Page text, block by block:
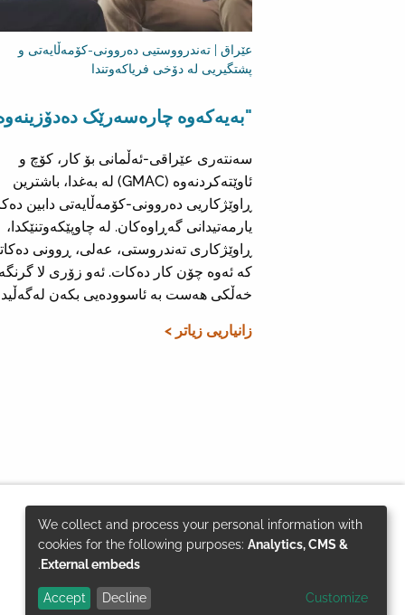
عێراق | تەندرووستیی دەروونی-کۆمەڵایەتی و
پشتگیریی لە دۆخی فریاکەوتندا
"بەیەکەوە چارەسەرێک
سەنتەری عێراقی-ئەڵمانی بۆ کار، کۆچ و
ئاوێتەکردنەوە (GMAC) لە بەغدا، باشترین
ڕاوێژکاریی دەروونی-کۆمەڵایەتی دابین
یارمەتیدانی گەڕاوەکان. لە چاوپێکەوتنێکدا،
ڕاوێژکاری تەندروستی، عەلی، ڕوونی
کە ئەوە چۆن کار دەکات. ئەو زۆری لا
خەڵکی هەست بە ئاسوودەیی بکەن
زانیاریی زیاتر >
بە پێی داوای ئەنجام دراوە لە لایەن
Use
of
We collect and process your personal information with
cookies for the following purposes: Analytics, CMS &
External embeds
.
Customize
Decline
Accept